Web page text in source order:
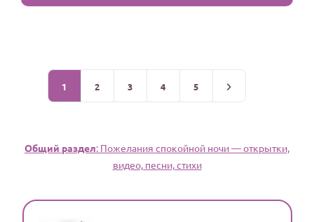
1 2 3 4 5
Общий раздел: Пожелания спокойной ночи — открытки,
видео, песни, стихи